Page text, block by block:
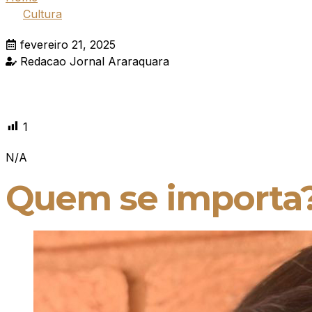
Cultura
fevereiro 21, 2025
Redacao Jornal Araraquara
1
N/A
Quem se